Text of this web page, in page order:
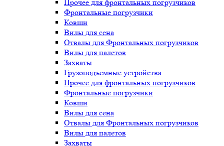
Прочее для фронтальных погрузчиков
Фронтальные погрузчики
Ковши
Вилы для сена
Отвалы для Фронтальных погрузчиков
Вилы для палетов
Захваты
Грузоподъемные устройства
Прочее для фронтальных погрузчиков
Фронтальные погрузчики
Ковши
Вилы для сена
Отвалы для Фронтальных погрузчиков
Вилы для палетов
Захваты